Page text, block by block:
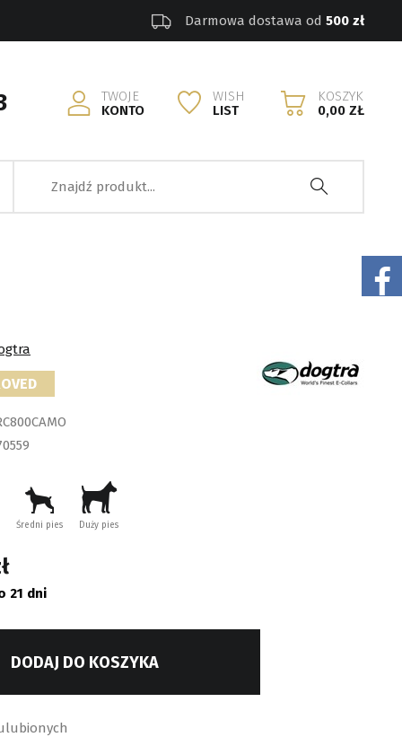
Darmowa dostawa od 500 zł
KOSZYK
0,00 ZŁ
WISH
LIST
TWOJE
KONTO
Średni pies Duży pies
21 dni
DODAJ DO KOSZYKA